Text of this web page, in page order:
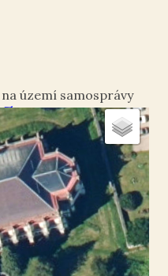
Chrastava
okres Liberec
Chrastava I
50.819491,14.968918
Pomník padlým